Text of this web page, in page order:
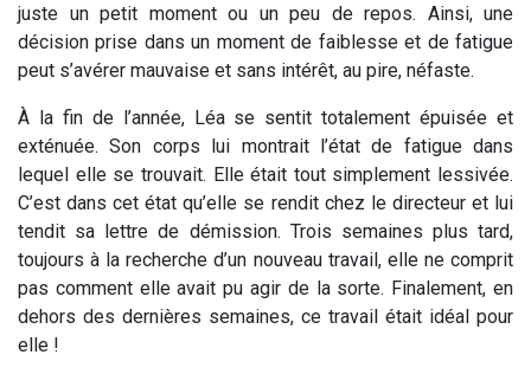
juste un petit moment ou un peu de repos. Ainsi, une
décision prise dans un moment de faiblesse et de fatigue
peut s’avérer mauvaise et sans intérêt, au pire, néfaste.
À la fin de l’année, Léa se sentit totalement épuisée et
exténuée. Son corps lui montrait l’état de fatigue dans
lequel elle se trouvait. Elle était tout simplement lessivée.
C’est dans cet état qu’elle se rendit chez le directeur et lui
tendit sa lettre de démission. Trois semaines plus tard,
toujours à la recherche d’un nouveau travail, elle ne comprit
pas comment elle avait pu agir de la sorte. Finalement, en
dehors des dernières semaines, ce travail était idéal pour
elle !